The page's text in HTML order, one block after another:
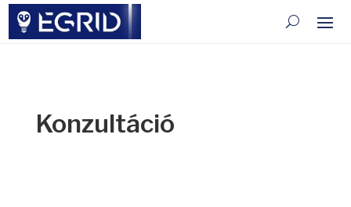
Konzultáció